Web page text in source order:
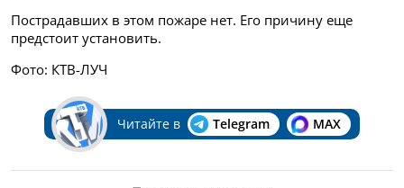
Пострадавших в этом пожаре нет. Его причину еще
предстоит установить.
Фото: КТВ-ЛУЧ
Читайте в Telegram MAX